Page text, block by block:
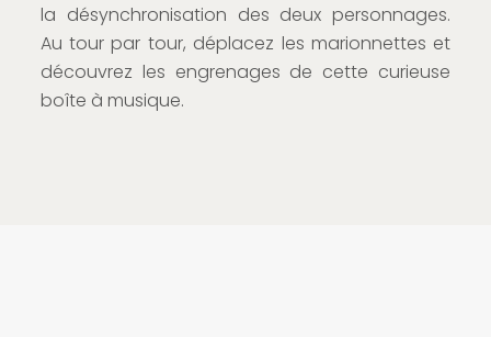
la désynchronisation des deux personnages.
Au tour par tour, déplacez les marionnettes et
découvrez les engrenages de cette curieuse
boîte à musique.